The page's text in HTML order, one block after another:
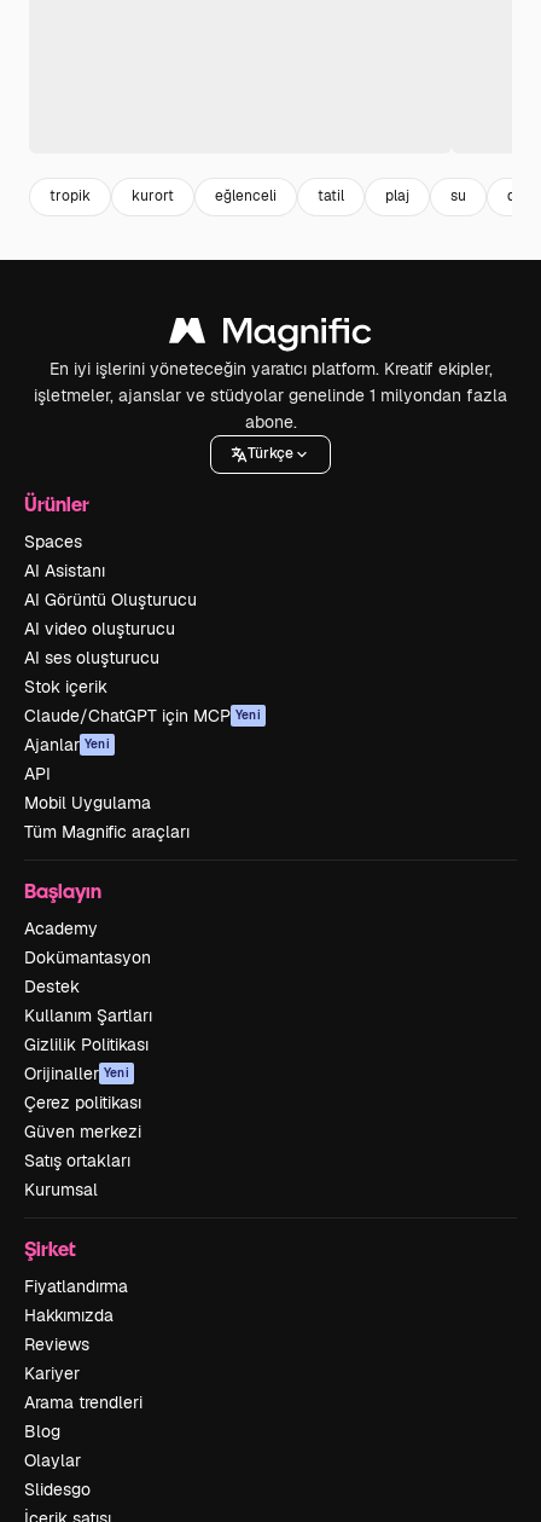
tropik kurort eğlenceli tatil plaj su doğa
En iyi işlerini yöneteceğin yaratıcı platform. Kreatif ekipler,
işletmeler, ajanslar ve stüdyolar genelinde 1 milyondan fazla
abone.
Türkçe
Ürünler
Spaces
AI Asistanı
AI Görüntü Oluşturucu
AI video oluşturucu
AI ses oluşturucu
Stok içerik
Claude/ChatGPT için MCP Yeni
Ajanlar Yeni
API
Mobil Uygulama
Tüm Magnific araçları
Başlayın
Academy
Dokümantasyon
Destek
Kullanım Şartları
Gizlilik Politikası
Orijinaller Yeni
Çerez politikası
Güven merkezi
Satış ortakları
Kurumsal
Şirket
Fiyatlandırma
Hakkımızda
Reviews
Kariyer
Arama trendleri
Blog
Olaylar
Slidesgo